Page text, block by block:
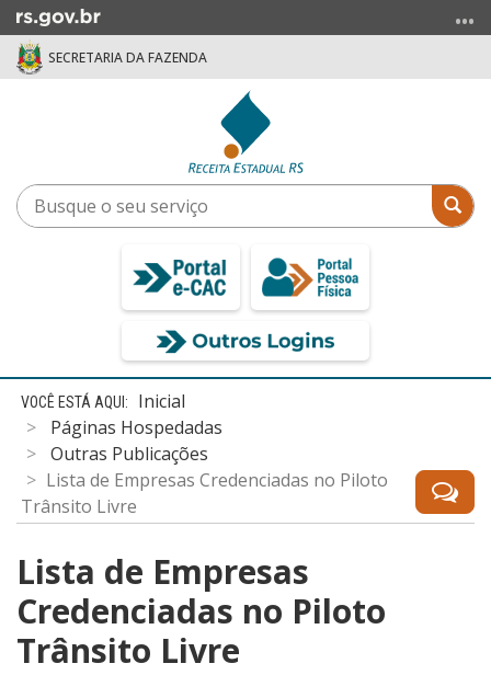
para
menu
SECRETARIA DA FAZENDA
Busque
o
Início
conteúdo
Inicial
Páginas Hospedadas
Outras Publicações
Lista de Empresas Credenciadas no Piloto
Trânsito Livre
Lista de Empresas
Credenciadas no Piloto
Trânsito Livre